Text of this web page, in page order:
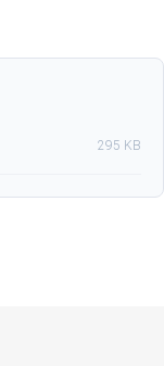
295 KB